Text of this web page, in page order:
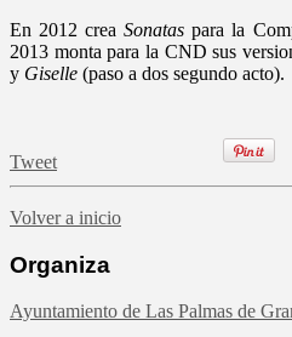
En 2012 crea Sonatas para la
2013 monta para la CND sus
y Giselle (paso a dos segundo acto).
Tweet
Volver a inicio
Organiza
Ayuntamiento de Las Palmas de